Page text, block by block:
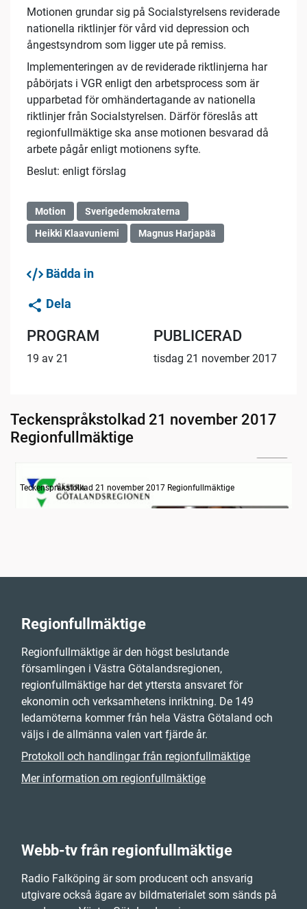
Motionen grundar sig på Socialstyrelsens reviderade
nationella riktlinjer för vård vid depression och
ångestsyndrom som ligger ute på remiss.
Implementeringen av de reviderade riktlinjerna har
påbörjats i VGR enligt den arbetsprocess som är
upparbetad för omhändertagande av nationella
riktlinjer från Socialstyrelsen. Därför föreslås att
regionfullmäktige ska anse motionen besvarad då
arbete pågår enligt motionens syfte.
Beslut: enligt förslag
Motion
Sverigedemokraterna
Heikki Klaavuniemi
Magnus Harjapää
Bädda in
Dela
PROGRAM
19 av 21
PUBLICERAD
tisdag 21 november 2017
Teckenspråkstolkad 21 november 2017
Regionfullmäktige
Information
Teckenspråkstolkad 21 november 2017 Regionfullmäktige
Regionfullmäktige
Regionfullmäktige är den högst beslutande
församlingen i Västra Götalandsregionen,
regionfullmäktige har det yttersta ansvaret för
ekonomin och verksamhetens inriktning. De 149
ledamöterna kommer från hela Västra Götaland och
väljs i de allmänna valen vart fjärde år.
Protokoll och handlingar från regionfullmäktige
Mer information om regionfullmäktige
Webb-tv från regionfullmäktige
Radio Falköping är som producent och ansvarig
utgivare också ägare av bildmaterialet som sänds på